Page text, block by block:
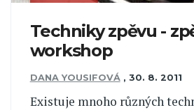
Techniky zpěvu -
workshop
DANA YOUSIFOVÁ , 30. 8. 2011
Existuje mnoho různých